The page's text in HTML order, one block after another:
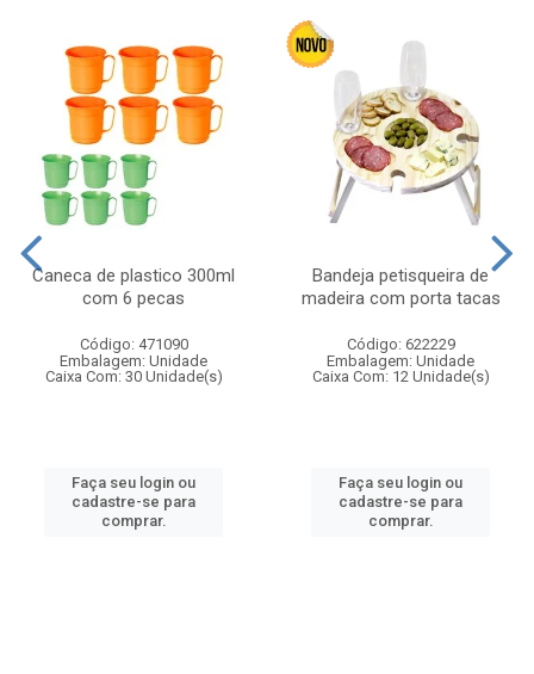
Caneca de plastico 300ml
com 6 pecas
Código: 471090
Embalagem: Unidade
Caixa Com: 30 Unidade(s)
Faça seu login ou
cadastre-se para
comprar.
Bandeja petisqueira de
madeira com porta tacas
Código: 622229
Embalagem: Unidade
Caixa Com: 12 Unidade(s)
Faça seu login ou
cadastre-se para
comprar.